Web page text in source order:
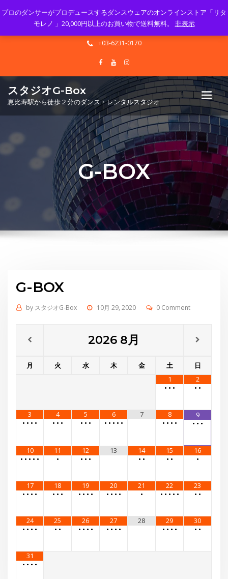
Mon - Sun 10.00 - 23.00
info@gbox-tango.com
+03-6231-0170
スタジオG-Box
恵比寿駅から徒歩２分のダンス・レンタルスタジオ
G-BOX
G-BOX
by スタジオG-Box 10月 29, 2020 0 Comment
2026 8月
月 火 水 木 金 土
日
1
• • •
2
• •
3
• • • •
4
• • •
5
• • •
6
• • • • •
7
8
• • • •
9
• • •
10
• • • • •
11
•
12
• • •
13
14
• •
15
• •
16
•
17
• • • •
18
• • •
19
• • • •
20
• • • •
21
•
22
• • • • •
23
• •
24
• • • •
25
• •
26
• • • •
27
• • • •
28
29
• • • •
30
• •
31
• • • •
プロのダンサーがプロデュースするダンスウェアのオンラインストア「リタ
モレノ 」20,000円以上のお買い物で送料無料。 非表示